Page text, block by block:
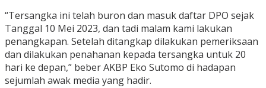
“Tersangka ini telah buron dan masuk daftar DPO sejak
Tanggal 10 Mei 2023, dan tadi malam kami lakukan
penangkapan. Setelah ditangkap dilakukan pemeriksaan
dan dilakukan penahanan kepada tersangka untuk 20
hari ke depan,” beber AKBP Eko Sutomo di hadapan
sejumlah awak media yang hadir.